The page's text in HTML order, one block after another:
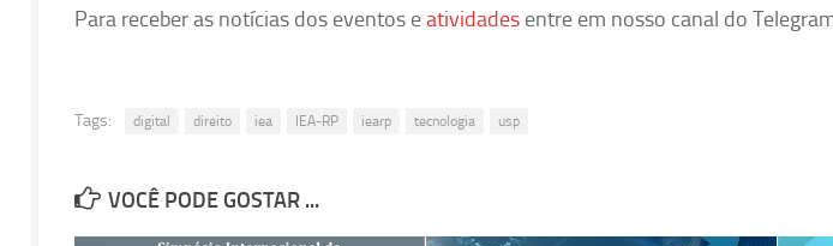
Para receber as notícias dos eventos eatividades entre em nosso canal do
Tags: digital direito iea IEA-RP iearp tecnologia usp
VOCÊ PODE GOSTAR ...